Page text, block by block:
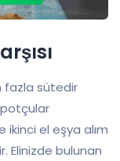
fazla sütedir
ikinci el eşya alım
Elinizde bulunan